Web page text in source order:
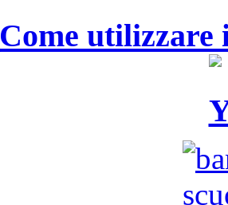
Come utilizzare